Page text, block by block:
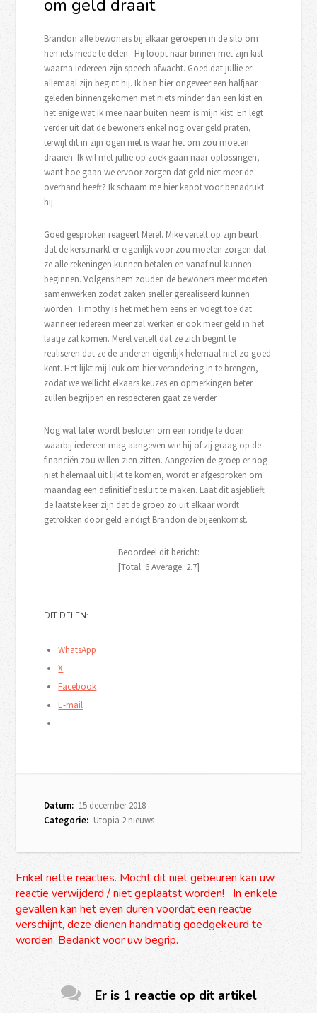
om geld draait
Brandon alle bewoners bij elkaar geroepen in de silo om
hen iets mede te delen. Hij loopt naar binnen met zijn kist
waarna iedereen zijn speech afwacht. Goed dat jullie er
allemaal zijn begint hij. Ik ben hier ongeveer een halfjaar
geleden binnengekomen met niets minder dan een kist en
het enige wat ik mee naar buiten neem is mijn kist. En legt
verder uit dat de bewoners enkel nog over geld praten,
terwijl dit in zijn ogen niet is waar het om zou moeten
draaien. Ik wil met jullie op zoek gaan naar oplossingen,
want hoe gaan we ervoor zorgen dat geld niet meer de
overhand heeft? Ik schaam me hier kapot voor benadrukt
hij.
Goed gesproken reageert Merel. Mike vertelt op zijn beurt
dat de kerstmarkt er eigenlijk voor zou moeten zorgen dat
ze alle rekeningen kunnen betalen en vanaf nul kunnen
beginnen. Volgens hem zouden de bewoners meer moeten
samenwerken zodat zaken sneller gerealiseerd kunnen
worden. Timothy is het met hem eens en voegt toe dat
wanneer iedereen meer zal werken er ook meer geld in het
laatje zal komen. Merel vertelt dat ze zich begint te
realiseren dat ze de anderen eigenlijk helemaal niet zo goed
kent. Het lijkt mij leuk om hier verandering in te brengen,
zodat we wellicht elkaars keuzes en opmerkingen beter
zullen begrijpen en respecteren gaat ze verder.
Nog wat later wordt besloten om een rondje te doen
waarbij iedereen mag aangeven wie hij of zij graag op de
financiën zou willen zien zitten. Aangezien de groep er nog
niet helemaal uit lijkt te komen, wordt er afgesproken om
maandag een definitief besluit te maken. Laat dit asjeblieft
de laatste keer zijn dat de groep zo uit elkaar wordt
getrokken door geld eindigt Brandon de bijeenkomst.
Beoordeel dit bericht:
[Total: 6Average: 2.7]
DIT DELEN:
WhatsApp
X
Facebook
E-mail
Datum: 15 december 2018
Categorie: Utopia 2 nieuws
Enkel nette reacties. Mocht dit niet gebeuren kan uw
reactie verwijderd / niet geplaatst worden! In enkele
gevallen kan het even duren voordat een reactie
verschijnt, deze dienen handmatig goedgekeurd te
worden. Bedankt voor uw begrip.
Er is 1 reactie op dit artikel